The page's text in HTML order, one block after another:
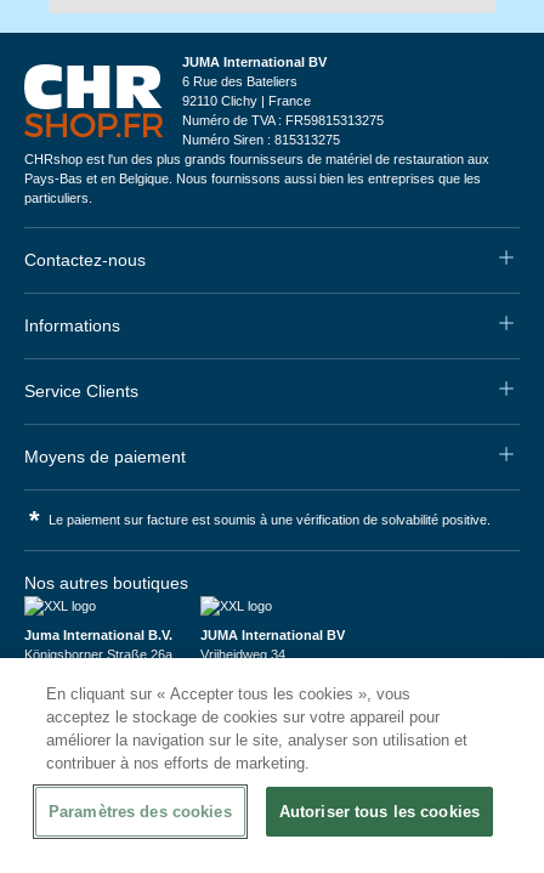
JUMA International BV
6 Rue des Bateliers
92110 Clichy | France
Numéro de TVA : FR59815313275
Numéro Siren : 815313275
CHRshop est l'un des plus grands fournisseurs de matériel de restauration aux
Pays-Bas et en Belgique. Nous fournissons aussi bien les entreprises que les
particuliers.
Contactez-nous
Informations
Service Clients
Moyens de paiement
* Le paiement sur facture est soumis à une vérification de solvabilité positive.
Nos autres boutiques
Juma International B.V.
Königsborner Straße 26a
USt-ID: DE321159873
Handelsregister: 58573909
JUMA International BV
Vrijheidweg 34
BTW: NL853095048B01
K.V.K.: 58573909
En cliquant sur « Accepter tous les cookies », vous
acceptez le stockage de cookies sur votre appareil pour
améliorer la navigation sur le site, analyser son utilisation et
contribuer à nos efforts de marketing.
Paramètres des cookies Autoriser tous les cookies